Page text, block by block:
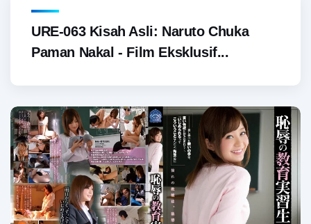
URE-063 Kisah Asli: Naruto Chuka
Paman Nakal - Film Eksklusif...